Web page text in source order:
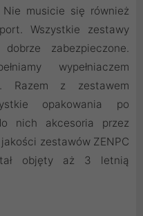
musicie się również
Wszystkie zestawy
zabezpieczone.
wypełniaczem
Razem z zestawem
opakowania po
nich akcesoria przez
zestawów ZENPC
objęty aż 3 letnią